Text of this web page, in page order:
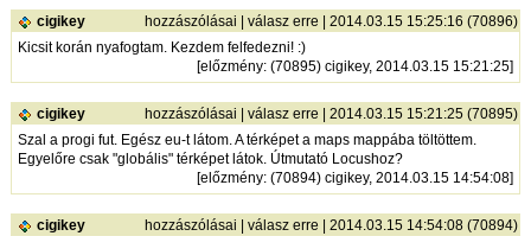
cigikey hozzászólásai |válasz erre | 2014.03.15 15:25:16 (70896)
Kicsit korán nyafogtam. Kezdem felfedezni! :)
[előzmény: (70895) cigikey, 2014.03.15 15:21:25]
cigikey hozzászólásai |válasz erre | 2014.03.15 15:21:25 (70895)
Szal a progi fut. Egész eu-t látom. A térképet a maps mappába töltöttem.
Egyelőre csak "globális" térképet látok. Útmutató Locushoz?
[előzmény: (70894) cigikey, 2014.03.15 14:54:08]
cigikey hozzászólásai |válasz erre | 2014.03.15 14:54:08 (70894)